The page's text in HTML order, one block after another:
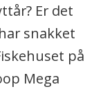
Er det
snakket
på
Mega